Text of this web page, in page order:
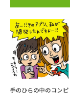
手のひらの中のコンピ